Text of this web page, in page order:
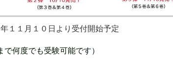
１月１０日より受付開始予定
何度でも受験可能です）